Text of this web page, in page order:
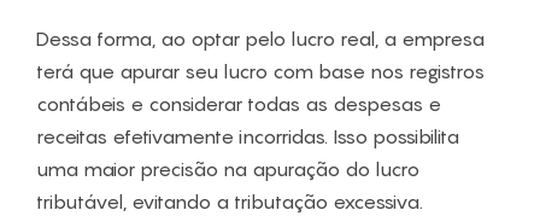
Dessa forma, ao optar pelo lucro real, a empresa
terá que apurar seu lucro com base nos registros
contábeis e considerar todas as despesas e
receitas efetivamente incorridas. Isso possibilita
uma maior precisão na apuração do lucro
tributável, evitando a tributação excessiva.